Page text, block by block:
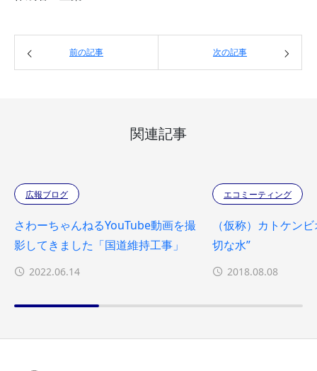
前の記事 次の記事
関連記事
広報ブログ
さわーちゃんねるYouTube動画を撮
影してきました「国道維持工事」
2022.06.14
エコミーティング
（仮称）カトケン
切な水”
2018.08.08